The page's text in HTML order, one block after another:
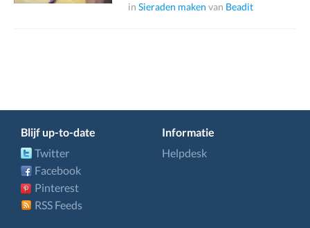
in Sieraden maken van Beadit
Blijf up-to-date
Twitter
Facebook
Pinterest
RSS Feeds
Informatie
Helpdesk